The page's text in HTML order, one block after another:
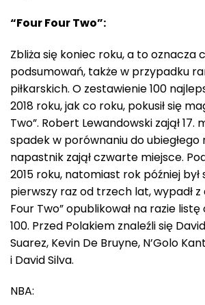
“Four Four Two”:
Zbliża się koniec roku, a to oznacza
podsumowań, także w przypadku
piłkarskich. O zestawienie 100
2018 roku, jak co roku, pokusił się
Two”. Robert Lewandowski zajął 17.
spadek w porównaniu do ubiegłego
napastnik zajął czwarte miejsce.
2015 roku, natomiast rok później był
pierwszy raz od trzech lat, wypadł z
Four Two” opublikował na razie listę
100. Przed Polakiem znaleźli się
Suarez, Kevin De Bruyne, N’Golo
i David Silva.
NBA: